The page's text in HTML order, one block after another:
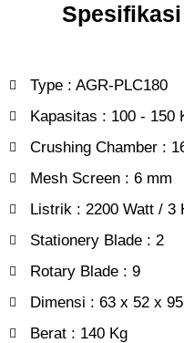
Type : AGR-PLC180
Kapasitas : 100 - 150
Crushing Chamber :
Mesh Screen : 6 mm
Listrik : 2200 Watt / 3
Stationery Blade : 2
Rotary Blade : 9
Dimensi : 63 x 52 x
Berat : 140 Kg